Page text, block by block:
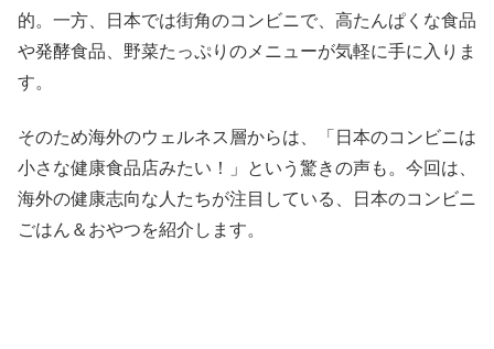
的。一方、日本では街角のコンビニで、高たんぱくな食品
や発酵食品、野菜たっぷりのメニューが気軽に手に入りま
す。
そのため海外のウェルネス層からは、「日本のコンビニは
小さな健康食品店みたい！」という驚きの声も。今回は、
海外の健康志向な人たちが注目している、日本のコンビニ
ごはん＆おやつを紹介します。